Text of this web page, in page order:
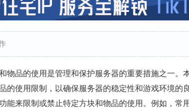
品的使用是管理和保护服务器的重要措施之一。
使用限制，以确保服务器的稳定性和游戏环境的
来限制或禁止特定方块和物品的使用。例如，常